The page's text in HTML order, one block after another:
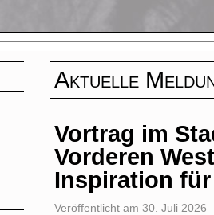
Aktuelle
Vortrag im
Vorderen
Inspiration
Veröffentlicht am 30. Juli 2026